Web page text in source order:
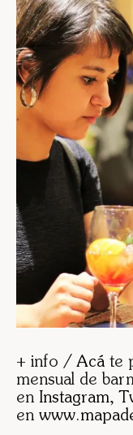
+ info / Acá te
mensual de
en Instagram,
en